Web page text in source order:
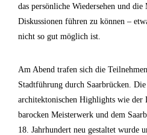
das persönliche Wiedersehen und
Diskussionen führen zu können –
nicht so gut möglich ist.
Am Abend trafen sich die
Stadtführung durch Saarbrücken.
architektonischen Highlights wie der
barocken Meisterwerk und dem
18. Jahrhundert neu gestaltet wurde